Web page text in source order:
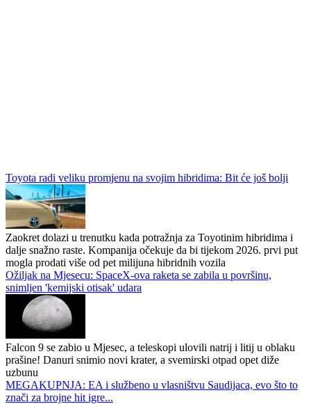
Toyota radi veliku promjenu na svojim hibridima: Bit će još bolji
Zaokret dolazi u trenutku kada potražnja za Toyotinim hibridima i
dalje snažno raste. Kompanija očekuje da bi tijekom 2026. prvi put
mogla prodati više od pet milijuna hibridnih vozila
Ožiljak na Mjesecu: SpaceX-ova raketa se zabila u površinu,
snimljen 'kemijski otisak' udara
Falcon 9 se zabio u Mjesec, a teleskopi ulovili natrij i litij u oblaku
prašine! Danuri snimio novi krater, a svemirski otpad opet diže
uzbunu
MEGAKUPNJA: EA i službeno u vlasništvu Saudijaca, evo što to
znači za brojne hit igre...